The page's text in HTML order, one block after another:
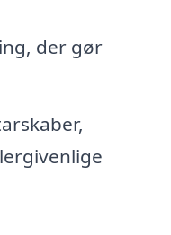
der gør